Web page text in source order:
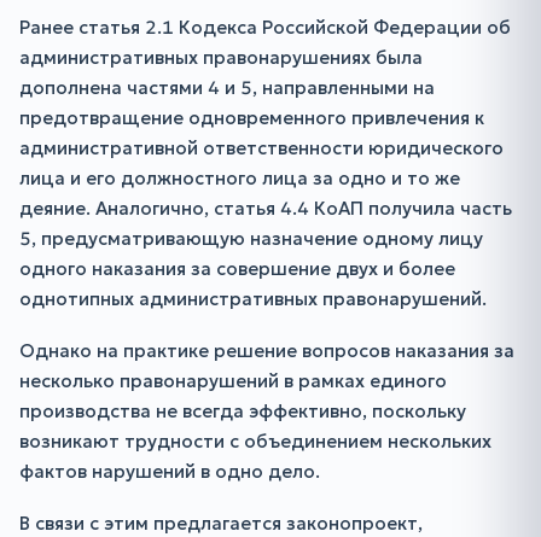
Ранее статья 2.1 Кодекса Российской Федерации об
административных правонарушениях была
дополнена частями 4 и 5, направленными на
предотвращение одновременного привлечения к
административной ответственности юридического
лица и его должностного лица за одно и то же
деяние. Аналогично, статья 4.4 КоАП получила часть
5, предусматривающую назначение одному лицу
одного наказания за совершение двух и более
однотипных административных правонарушений.
Однако на практике решение вопросов наказания за
несколько правонарушений в рамках единого
производства не всегда эффективно, поскольку
возникают трудности с объединением нескольких
фактов нарушений в одно дело.
В связи с этим предлагается законопроект,